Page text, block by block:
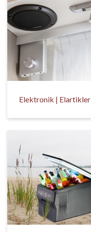
Elektronik | Elartikler